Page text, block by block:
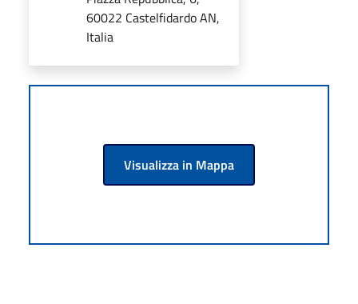
60022 Castelfidardo AN,
Italia
Visualizza in Mappa